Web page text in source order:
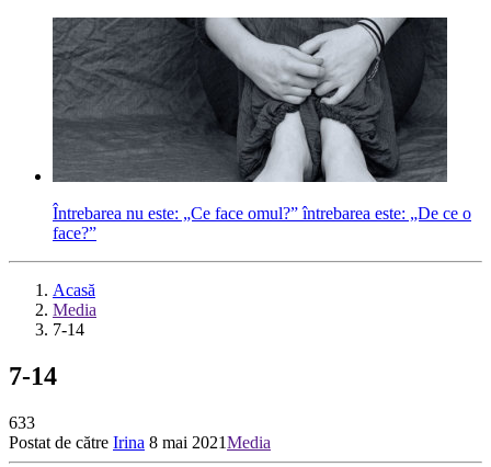
Întrebarea nu este: „Ce face omul?” întrebarea este: „De ce o
face?”
Acasă
Media
7-14
7-14
633
Postat de către Irina 8 mai 2021Media